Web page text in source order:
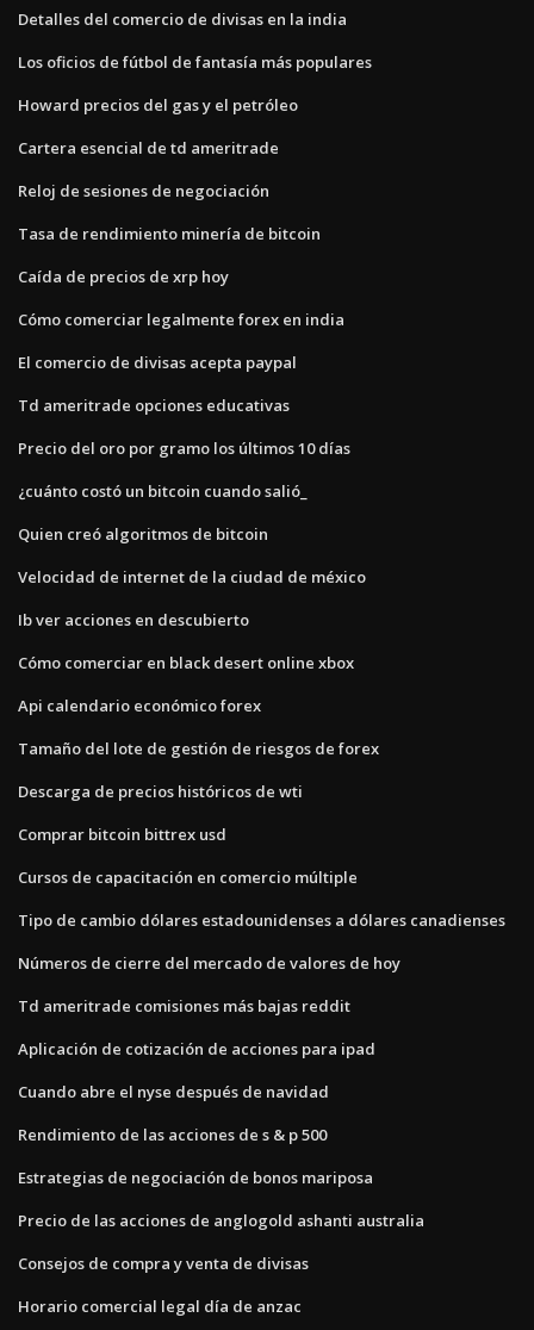
Detalles del comercio de divisas en la india
Los oficios de fútbol de fantasía más populares
Howard precios del gas y el petróleo
Cartera esencial de td ameritrade
Reloj de sesiones de negociación
Tasa de rendimiento minería de bitcoin
Caída de precios de xrp hoy
Cómo comerciar legalmente forex en india
El comercio de divisas acepta paypal
Td ameritrade opciones educativas
Precio del oro por gramo los últimos 10 días
¿cuánto costó un bitcoin cuando salió_
Quien creó algoritmos de bitcoin
Velocidad de internet de la ciudad de méxico
Ib ver acciones en descubierto
Cómo comerciar en black desert online xbox
Api calendario económico forex
Tamaño del lote de gestión de riesgos de forex
Descarga de precios históricos de wti
Comprar bitcoin bittrex usd
Cursos de capacitación en comercio múltiple
Tipo de cambio dólares estadounidenses a dólares canadienses
Números de cierre del mercado de valores de hoy
Td ameritrade comisiones más bajas reddit
Aplicación de cotización de acciones para ipad
Cuando abre el nyse después de navidad
Rendimiento de las acciones de s & p 500
Estrategias de negociación de bonos mariposa
Precio de las acciones de anglogold ashanti australia
Consejos de compra y venta de divisas
Horario comercial legal día de anzac